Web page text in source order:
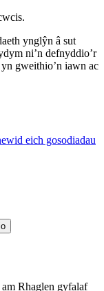
ynglŷn â sut
ni’n defnyddio’r
gweithio’n iawn ac
eich gosodiadau
Rhaglen gyfalaf